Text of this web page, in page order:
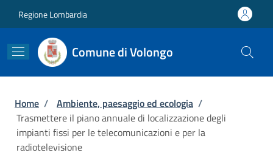
Regione Lombardia
Comune di Volongo
Briciole di pane
Home / Ambiente, paesaggio ed ecologia /
Trasmettere il piano annuale di localizzazione degli
impianti fissi per le telecomunicazioni e per la
radiotelevisione